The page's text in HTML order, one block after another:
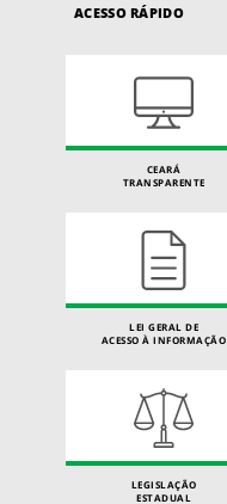
ACESSO RÁPIDO
CEARÁ
TRANSPARENTE
LEI GERAL DE
ACESSO À INFORMAÇÃO
LEGISLAÇÃO
ESTADUAL